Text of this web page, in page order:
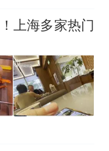
上海多家热门